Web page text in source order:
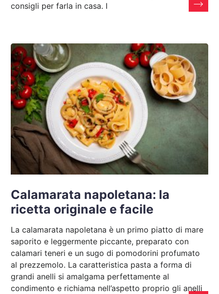
consigli per farla in casa. I
Calamarata napoletana: la
ricetta originale e facile
La calamarata napoletana è un primo piatto di mare
saporito e leggermente piccante, preparato con
calamari teneri e un sugo di pomodorini profumato
al prezzemolo. La caratteristica pasta a forma di
grandi anelli si amalgama perfettamente al
condimento e richiama nell’aspetto proprio gli anelli